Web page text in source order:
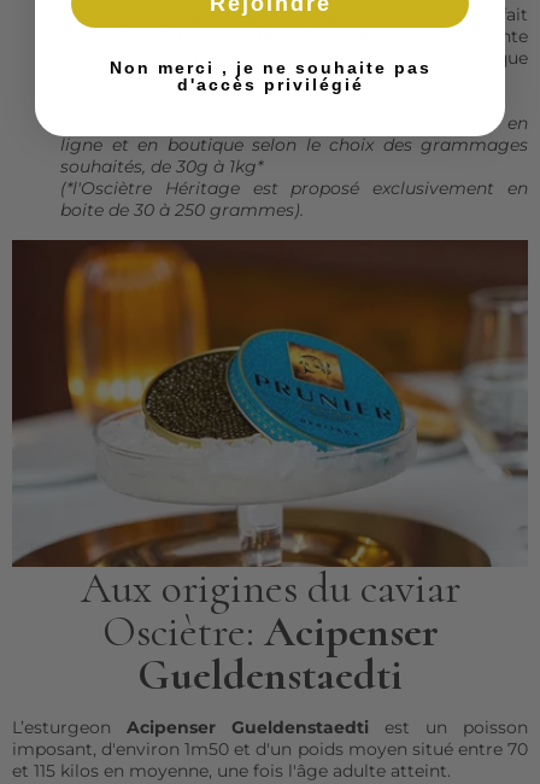
généreux et de sa teinte particulièrement claire en fait
. Il ne représente
que 1 à 2% de notre production annuelle ce qui explique
également son prix.
Retrouvez tous nos caviars, disponibles à l'achat en
ligne et en boutiqueselon le choix des grammages
souhaités, de 30g à 1kg*
(*l'Osciètre Héritage est proposé exclusivement en
boite de 30 à 250 grammes).
Aux origines du caviar
Osciètre: Acipenser
Gueldenstaedti
L’esturgeon Acipenser Gueldenstaedti est un poisson
imposant, d'environ 1m50 et d'un poids moyen situé entre 70
et 115 kilos en moyenne, une fois l'âge adulte atteint.
Non merci , je ne souhaite pas
d'accès privilégié